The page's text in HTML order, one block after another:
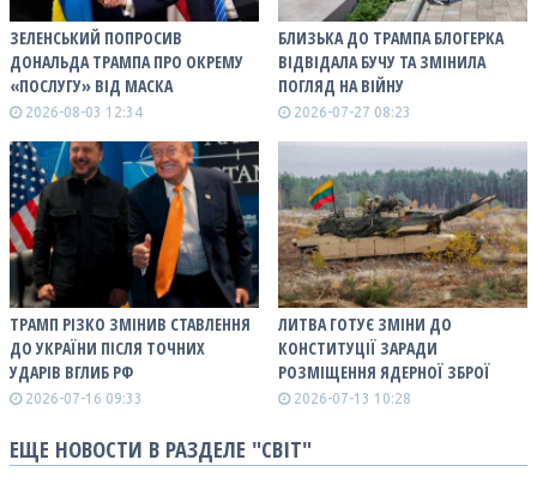
ЗЕЛЕНСЬКИЙ ПОПРОСИВ
ДОНАЛЬДА ТРАМПА ПРО ОКРЕМУ
«ПОСЛУГУ» ВІД МАСКА
2026-08-03 12:34
БЛИЗЬКА ДО ТРАМПА БЛОГЕРКА
ВІДВІДАЛА БУЧУ ТА ЗМІНИЛА
ПОГЛЯД НА ВІЙНУ
2026-07-27 08:23
ТРАМП РІЗКО ЗМІНИВ СТАВЛЕННЯ
ДО УКРАЇНИ ПІСЛЯ ТОЧНИХ
УДАРІВ ВГЛИБ РФ
2026-07-16 09:33
ЛИТВА ГОТУЄ ЗМІНИ ДО
КОНСТИТУЦІЇ ЗАРАДИ
РОЗМІЩЕННЯ ЯДЕРНОЇ ЗБРОЇ
2026-07-13 10:28
ЕЩЕ НОВОСТИ В РАЗДЕЛЕ "СВІТ"